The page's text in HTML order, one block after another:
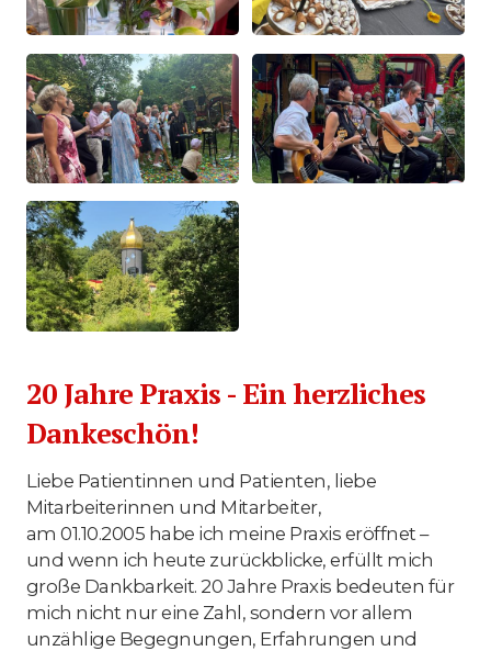
20 Jahre Praxis - Ein herzliches
Dankeschön!
Liebe Patientinnen und Patienten, liebe
Mitarbeiterinnen und Mitarbeiter,
am 01.10.2005 habe ich meine Praxis eröffnet –
und wenn ich heute zurückblicke, erfüllt mich
große Dankbarkeit. 20 Jahre Praxis bedeuten für
mich nicht nur eine Zahl, sondern vor allem
unzählige Begegnungen, Erfahrungen und